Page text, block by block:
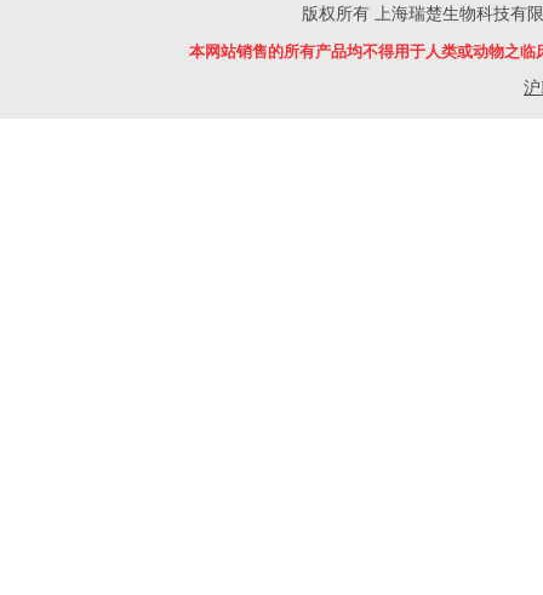
版权所有 上海瑞楚生物科技有
本网站销售的所有产品均不得用于人类或动物之
沪